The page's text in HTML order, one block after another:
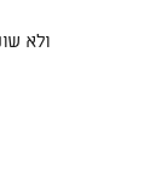
ולא